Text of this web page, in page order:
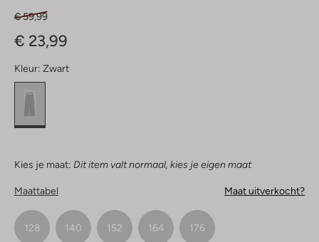
€ 59,99
€ 23,99
Kleur: Zwart
Kies je maat: Dit item valt normaal, kies je eigen maat
Maattabel Maat uitverkocht?
128 140 152 164 176